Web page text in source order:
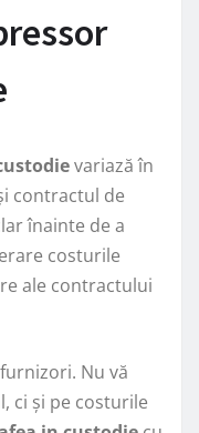
variază în
contractul de
înainte de a
costurile
ale contractului
Nu vă
ci și pe costurile